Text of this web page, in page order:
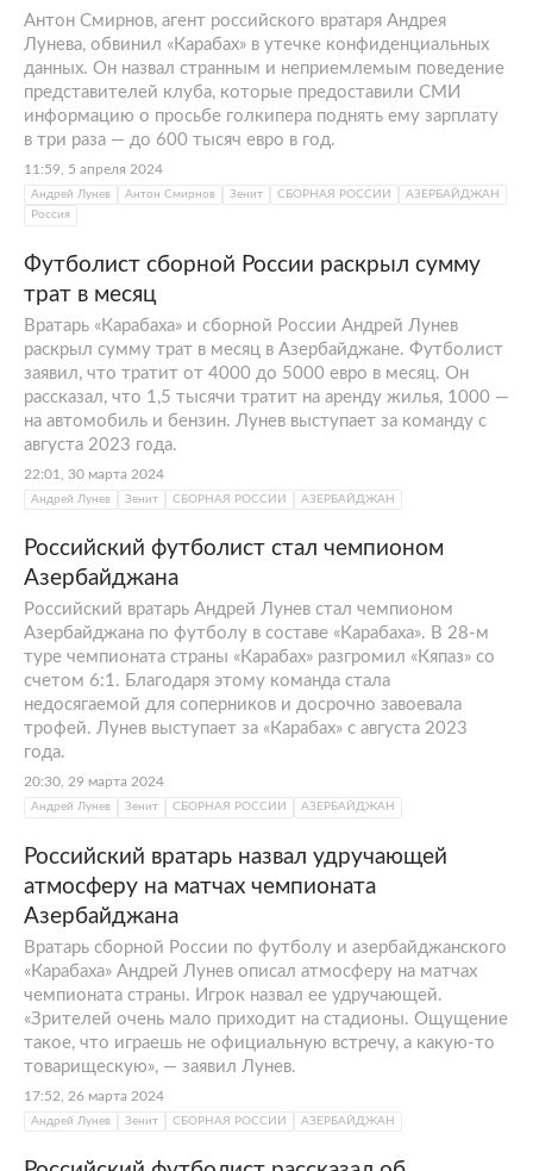
Антон Смирнов, агент российского вратаря Андрея
Лунева, обвинил «Карабах» в утечке конфиденциальных
данных. Он назвал странным и неприемлемым поведение
представителей клуба, которые предоставили СМИ
информацию о просьбе голкипера поднять ему зарплату
в три раза — до 600 тысяч евро в год.
11:59, 5 апреля 2024
Андрей Лунев Антон Смирнов Зенит СБОРНАЯ РОССИИ
АЗЕРБАЙДЖАН
Россия
Футболист сборной России раскрыл сумму
трат в месяц
Вратарь «Карабаха» и сборной России Андрей Лунев
раскрыл сумму трат в месяц в Азербайджане. Футболист
заявил, что тратит от 4000 до 5000 евро в месяц. Он
рассказал, что 1,5 тысячи тратит на аренду жилья, 1000 —
на автомобиль и бензин. Лунев выступает за команду с
августа 2023 года.
22:01, 30 марта 2024
Андрей Лунев Зенит СБОРНАЯ РОССИИ АЗЕРБАЙДЖАН
Российский футболист стал чемпионом
Азербайджана
Российский вратарь Андрей Лунев стал чемпионом
Азербайджана по футболу в составе «Карабаха». В 28-м
туре чемпионата страны «Карабах» разгромил «Кяпаз» со
счетом 6:1. Благодаря этому команда стала
недосягаемой для соперников и досрочно завоевала
трофей. Лунев выступает за «Карабах» с августа 2023
года.
20:30, 29 марта 2024
Андрей Лунев Зенит СБОРНАЯ РОССИИ АЗЕРБАЙДЖАН
Российский вратарь назвал удручающей
атмосферу на матчах чемпионата
Азербайджана
Вратарь сборной России по футболу и азербайджанского
«Карабаха» Андрей Лунев описал атмосферу на матчах
чемпионата страны. Игрок назвал ее удручающей.
«Зрителей очень мало приходит на стадионы. Ощущение
такое, что играешь не официальную встречу, а какую‑то
товарищескую», — заявил Лунев.
17:52, 26 марта 2024
Андрей Лунев Зенит СБОРНАЯ РОССИИ АЗЕРБАЙДЖАН